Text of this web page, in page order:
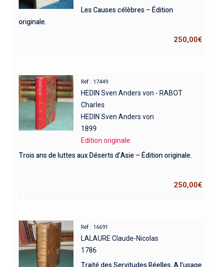
Les Causes célèbres – Édition
originale.
250,00€
Réf : 17449
HEDIN Sven Anders von - RABOT
Charles
HEDIN Sven Anders von
1899
Edition originale
Trois ans de luttes aux Déserts d’Asie – Édition originale.
250,00€
Réf : 16691
LALAURE Claude-Nicolas
1786